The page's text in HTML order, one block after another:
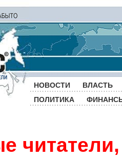
НОВОСТИ
ВЛАСТЬ
ПОЛИТИКА